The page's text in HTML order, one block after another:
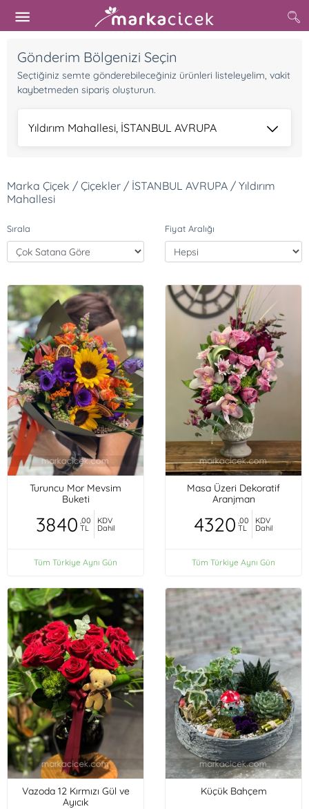
Gönderim Bölgenizi Seçin
Seçtiğiniz semte gönderebileceğiniz ürünleri listeleyelim, vakit
kaybetmeden sipariş oluşturun.
Yıldırım Mahallesi, İSTANBUL AVRUPA
Marka Çiçek / Çiçekler / İSTANBUL AVRUPA / Yıldırım
Mahallesi
Sırala Fiyat Aralığı
Turuncu Mor Mevsim
Buketi
3840 ,00
TL
KDV
Dahil
Tüm Türkiye Aynı Gün
Masa Üzeri Dekoratif
Aranjman
4320 ,00
TL
KDV
Dahil
Tüm Türkiye Aynı Gün
Vazoda 12 Kırmızı Gül ve
Ayıcık
Küçük Bahçem